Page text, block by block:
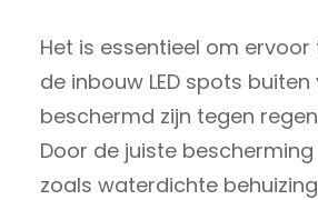
Het is essentieel om
de inbouw LED spots
beschermd zijn tegen
Door de juiste
zoals waterdichte